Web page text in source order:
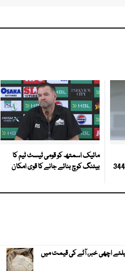
بالنگ، ویسٹ انڈیز پہلی اننگز میں 344
مائیک اسمتھ کو قومی ٹیسٹ ٹیم کا
بیٹنگ کوچ بنائے جانے کا قوی امکان
اچھی خبر، آٹے کی قیمت میں